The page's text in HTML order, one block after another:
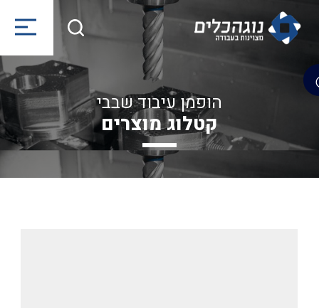
הופמן עיבוד שבבי
קטלוג מוצרים